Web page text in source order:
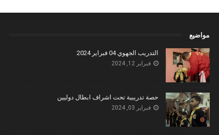
مواضيع
التدريب الجهوي 04 فبراير 2024
فبراير 12, 2024
حصة تدريبية تحت اشراف ابطال دوليين
فبراير 03, 2024